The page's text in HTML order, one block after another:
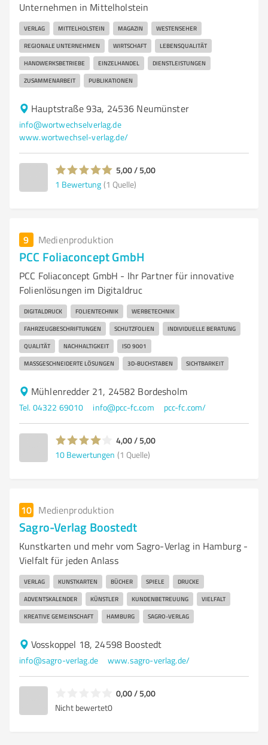
Unternehmen in Mittelholstein
VERLAG MITTELHOLSTEIN MAGAZIN WESTENSEHER
REGIONALE UNTERNEHMEN WIRTSCHAFT LEBENSQUALITÄT
HANDWERKSBETRIEBE EINZELHANDEL DIENSTLEISTUNGEN
ZUSAMMENARBEIT PUBLIKATIONEN
Hauptstraße 93a, 24536 Neumünster
info@wortwechselverlag.de
www.wortwechsel-verlag.de/
5,00 / 5,00
1 Bewertung (1 Quelle)
9 Medienproduktion
PCC Foliaconcept GmbH
PCC Foliaconcept GmbH - Ihr Partner für innovative
Folienlösungen im Digitaldruc
DIGITALDRUCK FOLIENTECHNIK WERBETECHNIK
FAHRZEUGBESCHRIFTUNGEN SCHUTZFOLIEN INDIVIDUELLE BERATUNG
QUALITÄT NACHHALTIGKEIT ISO 9001
MASSGESCHNEIDERTE LÖSUNGEN 3D-BUCHSTABEN SICHTBARKEIT
Mühlenredder 21, 24582 Bordesholm
Tel. 04322 69010 info@pcc-fc.com pcc-fc.com/
4,00 / 5,00
10 Bewertungen (1 Quelle)
10 Medienproduktion
Sagro-Verlag Boostedt
Kunstkarten und mehr vom Sagro-Verlag in Hamburg -
Vielfalt für jeden Anlass
VERLAG KUNSTKARTEN BÜCHER SPIELE DRUCKE
ADVENTSKALENDER KÜNSTLER KUNDENBETREUUNG VIELFALT
KREATIVE GEMEINSCHAFT HAMBURG SAGRO-VERLAG
Vosskoppel 18, 24598 Boostedt
info@sagro-verlag.de www.sagro-verlag.de/
0,00 / 5,00
Nicht bewertet0